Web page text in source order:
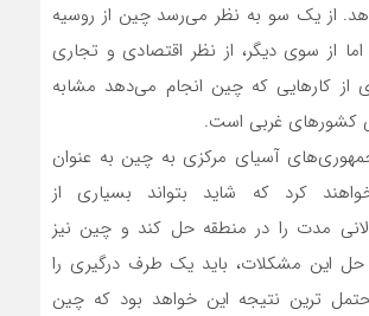
از یک سو به نظر می‌رسد چین از روسیه
از سوی دیگر، از نظر اقتصادی و تجاری
از کارهایی که چین انجام می‌دهد مشابه
کشورهای غربی است.
آسیای مرکزی به چین به عنوان
کرد که شاید بتواند بسیاری از
مدت را در منطقه حل کند و چین نیز
حل این مشکلات، باید یک طرف درگیری را
ترین نتیجه این خواهد بود که چین